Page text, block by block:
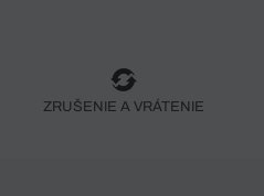
ZRUŠENIE A VRÁTENIE